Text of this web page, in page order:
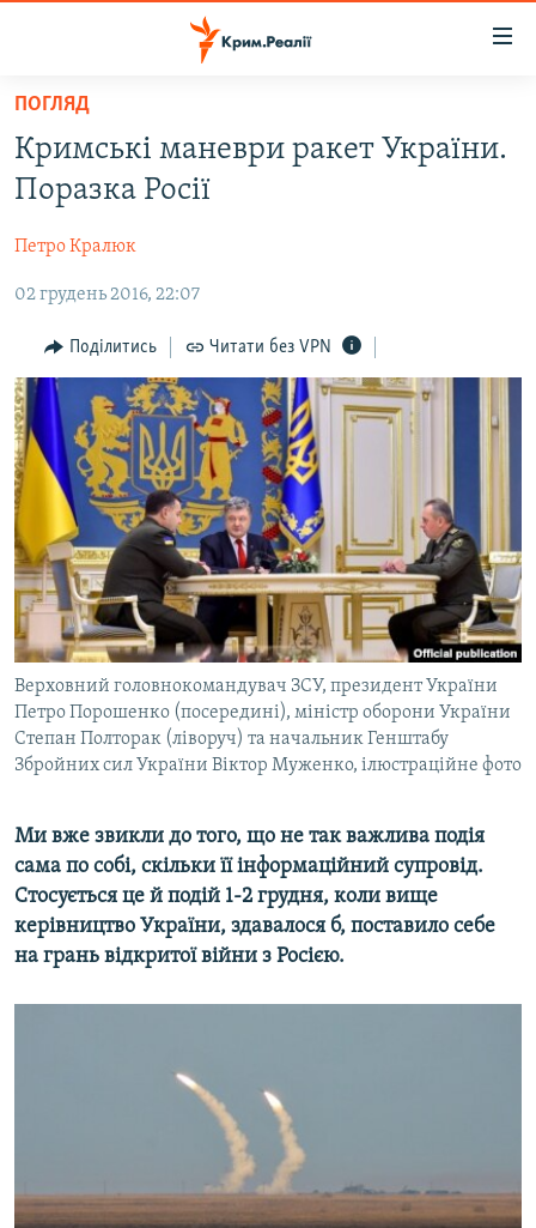
Перейти
основного
матеріалу
Перейти
до
навігації
Перейти
пошуку
ВОДА.КРИМ
ВІДЕО ТА ФОТО
ПОЛІТИКА
БЛОГИ
ПОГЛЯД
ІНТЕРВ'Ю
ВСЕ ЗА ДЕНЬ
СПЕЦПРОЕКТИ
ДЕПОРТАЦІЯ
ВІДЕОУРОКИ «ELIFBE»
СВІДЧЕННЯ ОКУПАЦІЇ
УКРАЇНСЬКА ПРОБЛЕМА КРИМУ
ІНФОГРАФІКА
ЯК ОБІЙТИ БЛОКУВАННЯ
Русский
Qırımtatar
ДОЛУЧАЙСЯ!
ПОГЛЯД
Кримські маневри ракет України.
Поразка Росії
Петро Кралюк
02 грудень 2016, 22:07
Поділитись Читати без VPN
Верховний головнокомандувач ЗСУ, президент України
Петро Порошенко (посередині), міністр оборони України
Степан Полторак (ліворуч) та начальник Генштабу
Збройних сил України Віктор Муженко, ілюстраційне фото
Ми вже звикли до того, що не так важлива подія
сама по собі, скільки її інформаційний супровід.
Стосується це й подій 1-2 грудня, коли вище
керівництво України, здавалося б, поставило себе
на грань відкритої війни з Росією.